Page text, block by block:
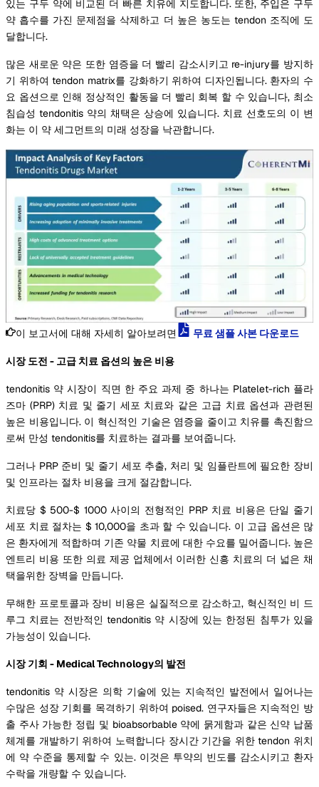
있는 구두 약에 비교된 더 빠른 치유에 지도합니다. 또한, 주입은 구두
약 흡수를 가진 문제점을 삭제하고 더 높은 농도는 tendon 조직에 도
달합니다.
많은 새로운 약은 또한 염증을 더 빨리 감소시키고 re-injury를 방지하
기 위하여 tendon matrix를 강화하기 위하여 디자인됩니다. 환자의 수
요 옵션으로 인해 정상적인 활동을 더 빨리 회복 할 수 있습니다, 최소
침습성 tendonitis 약의 채택은 상승에 있습니다. 치료 선호도의 이 변
화는 이 약 세그먼트의 미래 성장을 낙관합니다.
이 보고서에 대해 자세히 알아보려면 무료 샘플 사본 다운로드
시장 도전 - 고급 치료 옵션의 높은 비용
tendonitis 약 시장이 직면 한 주요 과제 중 하나는 Platelet-rich 플라
즈마 (PRP) 치료 및 줄기 세포 치료와 같은 고급 치료 옵션과 관련된
높은 비용입니다. 이 혁신적인 기술은 염증을 줄이고 치유를 촉진함으
로써 만성 tendonitis를 치료하는 결과를 보여줍니다.
그러나 PRP 준비 및 줄기 세포 추출, 처리 및 임플란트에 필요한 장비
및 인프라는 절차 비용을 크게 절감합니다.
치료당 $ 500-$ 1000 사이의 전형적인 PRP 치료 비용은 단일 줄기
세포 치료 절차는 $ 10,000을 초과 할 수 있습니다. 이 고급 옵션은 많
은 환자에게 적합하며 기존 약물 치료에 대한 수요를 밀어줍니다. 높은
엔트리 비용 또한 의료 제공 업체에서 이러한 신흥 치료의 더 넓은 채
택을위한 장벽을 만듭니다.
무해한 프로토콜과 장비 비용은 실질적으로 감소하고, 혁신적인 비 드
루그 치료는 전반적인 tendonitis 약 시장에 있는 한정된 침투가 있을
가능성이 있습니다.
시장 기회 - Medical Technology의 발전
tendonitis 약 시장은 의학 기술에 있는 지속적인 발전에서 일어나는
수많은 성장 기회를 목격하기 위하여 poised. 연구자들은 지속적인 방
출 주사 가능한 정립 및 bioabsorbable 약에 묽게함과 같은 신약 납품
체계를 개발하기 위하여 노력합니다 장시간 기간을 위한 tendon 위치
에 약 수준을 통제할 수 있는. 이것은 투약의 빈도를 감소시키고 환자
수락을 개량할 수 있습니다.